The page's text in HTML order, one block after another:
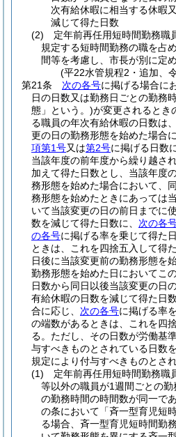
次有給休暇に相当する休暇
減じて得た日数
(2)
定年前再任用短時間勤務職
規定する短時間勤務の職を占
間等を考慮し、市長が別に定
(平22水管規程2・追加、
第21条
次の各号に掲げる場合に
日の日数又は勤務日ごとの勤務
態」という。)が変更されるとき
る職員の年次有給休暇の日数は
更の日の勤務形態を始めた場合
項第1号又は第2号に掲げる日数
当該年度の前年度から繰り越さ
加えて得た日数とし、当該年度
務形態を始めた場合において、
務形態を始めたときにあっては
いて当該変更の日の前日までに
数を減じて得た日数に、 次の各
の各号に掲げる率を乗じて得た
ときは、これを四捨五入して得
日後に当該変更前の勤務形態を
勤務形態を始めた日においてこ
日数から同日以後当該変更の日
有給休暇の日数を減じて得た日数
合に応じ、 次の各号に掲げる率
の端数があるときは、これを四
る。 ただし、その日数が労働基
与すべきものとされている日数
規定により付与すべきものとさ
(1)
定年前再任用短時間勤務職
等以外の職員が1週間ごとの
の勤務時間の時間数が同一で
の条において「斉一型育児短
る場合、斉一型育児短時間勤